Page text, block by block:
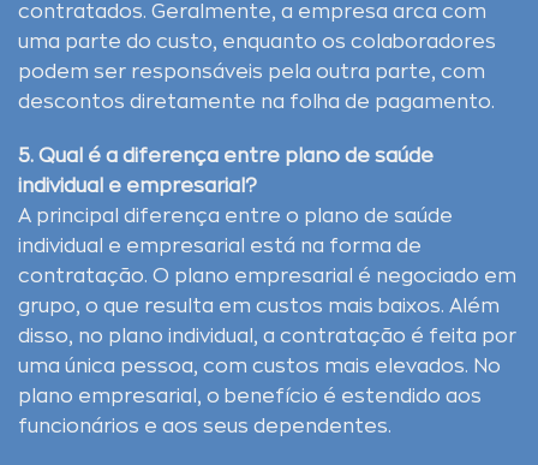
contratados. Geralmente, a empresa arca com
uma parte do custo, enquanto os colaboradores
podem ser responsáveis pela outra parte, com
descontos diretamente na folha de pagamento.
5. Qual é a diferença entre plano de saúde
individual e empresarial?
A principal diferença entre o plano de saúde
individual e empresarial está na forma de
contratação. O plano empresarial é negociado em
grupo, o que resulta em custos mais baixos. Além
disso, no plano individual, a contratação é feita por
uma única pessoa, com custos mais elevados. No
plano empresarial, o benefício é estendido aos
funcionários e aos seus dependentes.